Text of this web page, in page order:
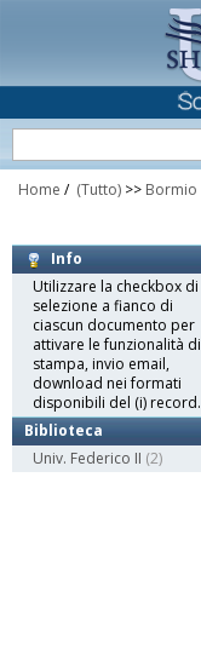
Home / (Tutto) >> Bormio
Info
Utilizzare la checkbox di
selezione a fianco di
ciascun documento per
attivare le funzionalità di
stampa, invio email,
download nei formati
disponibili del (i) record.
Biblioteca
Univ. Federico II (2)